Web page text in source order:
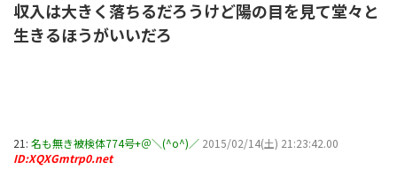
収入は大きく落ちるだろうけど陽の目を見て堂々と
生きるほうがいいだろ
21: 名も無き被検体774号+＠＼(^o^)／ 2015/02/14(土) 21:23:42.00
ID:XQXGmtrp0.net